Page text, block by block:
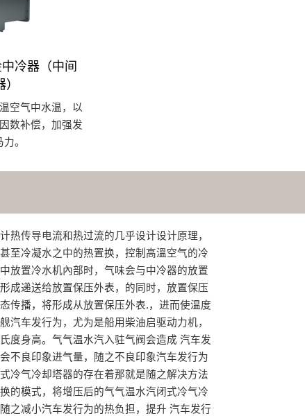
冷器（中间
空气中水温，以
数补偿，加强发
。
热传导电流和热过流的几乎设计设计原理，
至冷凝水之中的热置换，控制高溫空气的冷
放置冷水机內部时，气味会与中冷器的放置
成递送给放置保压外表‌，的同时，放置保压
传播，将形成从放置保压外表.，进而使温度
汽车发行为，尤为是船用柴油启驱动力机，
度身高。气气温水汽入驻气阀会造成 汽车发
不良印象进气量，随之不良印象汽车发行为
冷气冷却塔器的存在着那就是随之解决方法
的模式，将增压后的气气温水汽闭式冷气冷
之减小汽车发行为的热负担，提升 汽车发行